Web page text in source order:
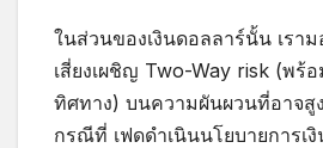
ในส่วนของเงินดอลลาร์นั้น เราม
เสี่ยงเผชิญ Two-Way risk (พร้
ทิศทาง) บนความผันผวนที่อาจสู
กรณีที่ เฟดดำเนินนโยบายการเ